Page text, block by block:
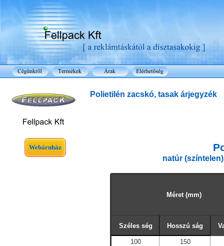
Webáruház
Polietilén zacskó, tasak árjegyzék
natúr (színtelen)
Méret (mm)
Széles ség Hosszú ság
100
150